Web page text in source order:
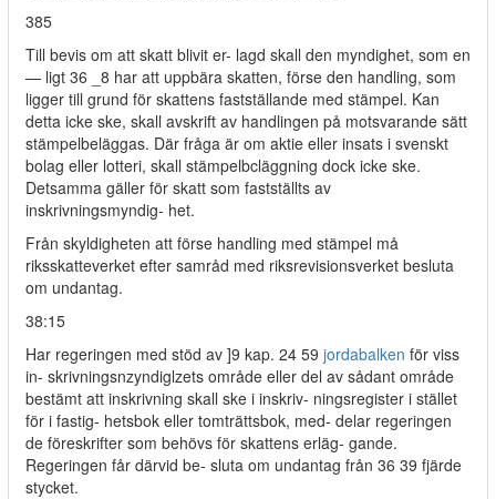
385
Till bevis om att skatt blivit er- lagd skall den myndighet, som en
— ligt 36 _8 har att uppbära skatten, förse den handling, som
ligger till grund för skattens fastställande med stämpel. Kan
detta icke ske, skall avskrift av handlingen på motsvarande sätt
stämpelbeläggas. Där fråga är om aktie eller insats i svenskt
bolag eller lotteri, skall stämpelbcläggning dock icke ske.
Detsamma gäller för skatt som fastställts av
inskrivningsmyndig- het.
Från skyldigheten att förse handling med stämpel må
riksskatteverket efter samråd med riksrevisionsverket besluta
om undantag.
38:15
Har regeringen med stöd av ]9 kap. 24 59 jordabalken för viss
in- skrivningsnzyndiglzets område eller del av sådant område
bestämt att inskrivning skall ske i inskriv- ningsregister i stället
för i fastig- hetsbok eller tomträttsbok, med- delar regeringen
de föreskrifter som behövs för skattens erläg- gande.
Regeringen får därvid be- sluta om undantag från 36 39 fjärde
stycket.